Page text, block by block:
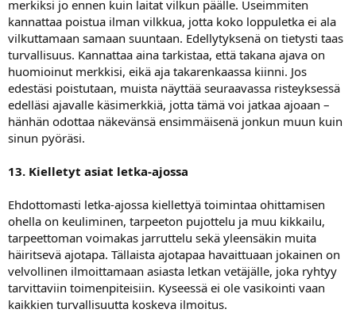
merkiksi jo ennen kuin laitat vilkun päälle. Useimmiten
kannattaa poistua ilman vilkkua, jotta koko loppuletka ei ala
vilkuttamaan samaan suuntaan. Edellytyksenä on tietysti taas
turvallisuus. Kannattaa aina tarkistaa, että takana ajava on
huomioinut merkkisi, eikä aja takarenkaassa kiinni. Jos
edestäsi poistutaan, muista näyttää seuraavassa risteyksessä
edelläsi ajavalle käsimerkkiä, jotta tämä voi jatkaa ajoaan –
hänhän odottaa näkevänsä ensimmäisenä jonkun muun kuin
sinun pyöräsi.
13. Kielletyt asiat letka-ajossa
Ehdottomasti letka-ajossa kiellettyä toimintaa ohittamisen
ohella on keuliminen, tarpeeton pujottelu ja muu kikkailu,
tarpeettoman voimakas jarruttelu sekä yleensäkin muita
häiritsevä ajotapa. Tällaista ajotapaa havaittuaan jokainen on
velvollinen ilmoittamaan asiasta letkan vetäjälle, joka ryhtyy
tarvittaviin toimenpiteisiin. Kyseessä ei ole vasikointi vaan
kaikkien turvallisuutta koskeva ilmoitus.